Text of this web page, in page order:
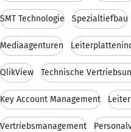
SMT Technologie Spezialtiefbau
Mediaagenturen
QlikView Technische
Key Account Management
Vertriebsmanagement